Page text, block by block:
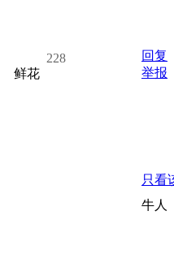
228
鲜花
回复
举报
只看
牛人